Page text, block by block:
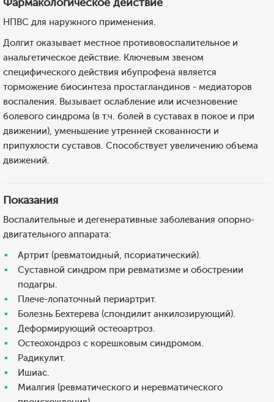
НПВС для наружного применения.
Долгит оказывает местное противовоспалительное и
анальгетическое действие. Ключевым звеном
специфического действия ибупрофена является
торможение биосинтеза простагландинов - медиаторов
воспаления. Вызывает ослабление или исчезновение
болевого синдрома (в т.ч. болей в суставах в покое и при
движении), уменьшение утренней скованности и
припухлости суставов. Способствует увеличению объема
движений.
Показания
Воспалительные и дегенеративные заболевания опорно-
двигательного аппарата:
Артрит (ревматоидный, псориатический).
Суставной синдром при ревматизме и обострении
подагры.
Плече-лопаточный периартрит.
Болезнь Бехтерева (спондилит анкилозирующий).
Деформирующий остеоартроз.
Остеохондроз с корешковым синдромом.
Радикулит.
Ишиас.
Миалгия (ревматического и неревматического